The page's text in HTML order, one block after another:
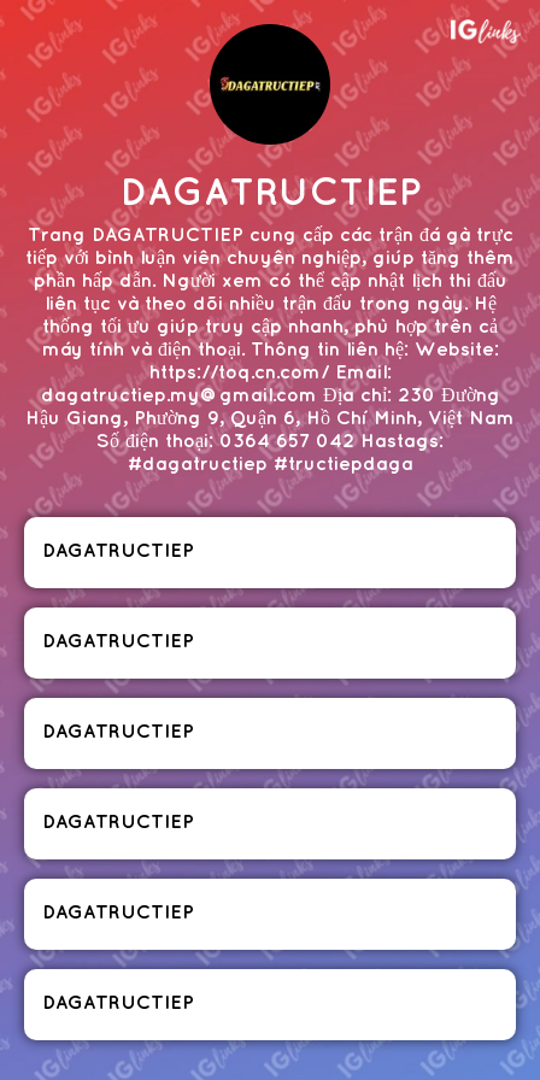
DAGATRUCTIEP
Trang DAGATRUCTIEP cung cấp các trận đá gà trực
tiếp với bình luận viên chuyên nghiệp, giúp tăng thêm
phần hấp dẫn. Người xem có thể cập nhật lịch thi đấu
liên tục và theo dõi nhiều trận đấu trong ngày. Hệ
thống tối ưu giúp truy cập nhanh, phù hợp trên cả
máy tính và điện thoại. Thông tin liên hệ: Website:
https://toq.cn.com/ Email:
dagatructiep.my@gmail.com Địa chỉ: 230 Đường
Hậu Giang, Phường 9, Quận 6, Hồ Chí Minh, Việt Nam
Số điện thoại: 0364 657 042 Hastags:
#dagatructiep #tructiepdaga
DAGATRUCTIEP
DAGATRUCTIEP
DAGATRUCTIEP
DAGATRUCTIEP
DAGATRUCTIEP
DAGATRUCTIEP